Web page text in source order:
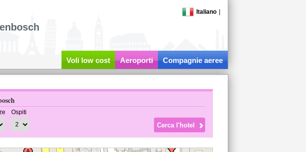
Italiano
Voli low cost Aeroporti Compagnie aeree
Ospiti